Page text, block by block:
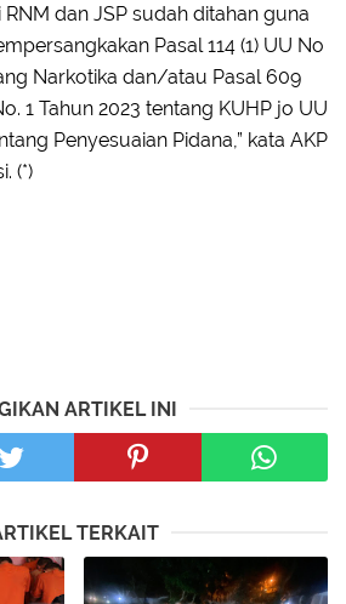
RNM dan JSP sudah ditahan guna
Pasal 114 (1) UU No
Narkotika dan/atau Pasal 609
1 Tahun 2023 tentang KUHP jo UU
Penyesuaian Pidana,” kata AKP
(*)
ARTIKEL INI
TERKAIT